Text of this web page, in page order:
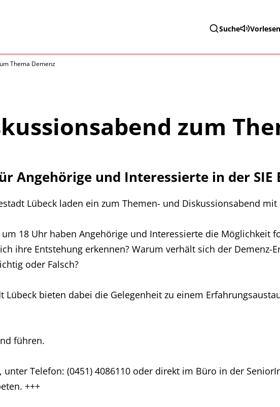
Suche Vorlesen
Thema Demenz
zum
Angehörige und Interessierte in der SIE
Lübeck laden ein zum Themen- und Diskussionsabend mit
18 Uhr haben Angehörige und Interessierte die Möglichkeit
ihre Entstehung erkennen? Warum verhält sich der Demenz-
oder Falsch?
bieten dabei die Gelegenheit zu einem
führen.
Telefon: (0451) 4086110 oder direkt im Büro in der
+++